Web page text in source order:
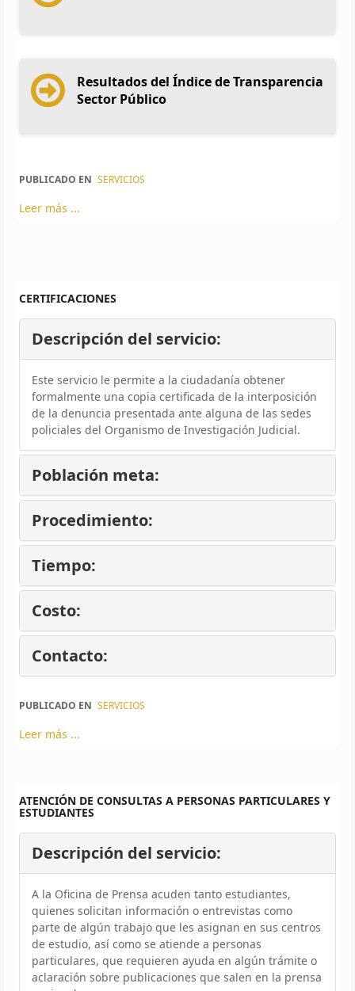
Resultados del Índice de Transparencia
Sector Público
PUBLICADO EN SERVICIOS
Leer más ...
CERTIFICACIONES
Descripción del servicio:
Este servicio le permite a la ciudadanía obtener
formalmente una copia certificada de la interposición
de la denuncia presentada ante alguna de las sedes
policiales del Organismo de Investigación Judicial.
Población meta:
Procedimiento:
Tiempo:
Costo:
Contacto:
PUBLICADO EN SERVICIOS
Leer más ...
ATENCIÓN DE CONSULTAS A PERSONAS PARTICULARES Y
ESTUDIANTES
Descripción del servicio:
A la Oficina de Prensa acuden tanto estudiantes,
quienes solicitan información o entrevistas como
parte de algún trabajo que les asignan en sus centros
de estudio, así como se atiende a personas
particulares, que requieren ayuda en algún trámite o
aclaración sobre publicaciones que salen en la prensa